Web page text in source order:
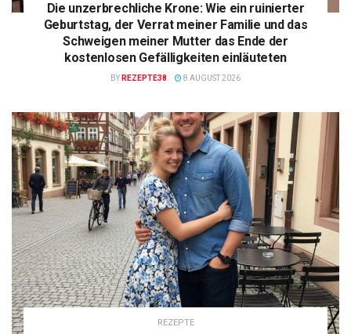
Die unzerbrechliche Krone: Wie ein ruinierter
Geburtstag, der Verrat meiner Familie und das
Schweigen meiner Mutter das Ende der
kostenlosen Gefälligkeiten einläuteten
BY REZEPTE38 8 AUGUST 2026
REZEPTE